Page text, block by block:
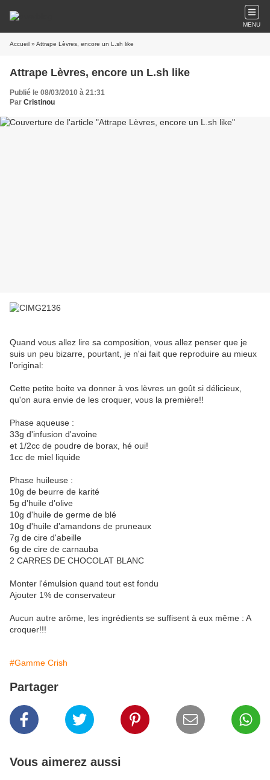
MENU
Accueil » Attrape Lèvres, encore un L.sh like
Attrape Lèvres, encore un L.sh like
Publié le 08/03/2010 à 21:31
Par Cristinou
Quand vous allez lire sa composition, vous allez penser que je
suis un peu bizarre, pourtant, je n'ai fait que reproduire au mieux
l'original:
Cette petite boite va donner à vos lèvres un goût si délicieux,
qu'on aura envie de les croquer, vous la première!!
Phase aqueuse :
33g d'infusion d'avoine
et 1/2cc de poudre de borax, hé oui!
1cc de miel liquide
Phase huileuse :
10g de beurre de karité
5g d'huile d'olive
10g d'huile de germe de blé
10g d'huile d'amandons de pruneaux
7g de cire d'abeille
6g de cire de carnauba
2 CARRES DE CHOCOLAT BLANC
Monter l'émulsion quand tout est fondu
Ajouter 1% de conservateur
Aucun autre arôme, les ingrédients se suffisent à eux même : A
croquer!!!
#Gamme Crish
Partager
Vous aimerez aussi